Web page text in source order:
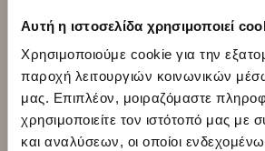
Αυτή η ιστοσελίδα χρησιμοποιεί
Χρησιμοποιούμε cookie για την
παροχή λειτουργιών κοινωνικών
μας. Επιπλέον, μοιραζόμαστε
χρησιμοποιείτε τον ιστότοπό μας
και αναλύσεων, οι οποίοι